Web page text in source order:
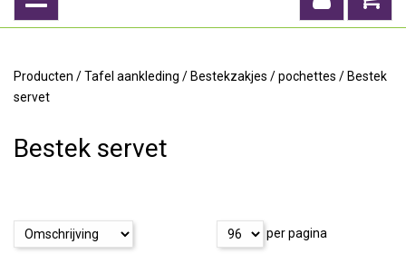
Producten /Tafel aankleding / Bestekzakjes / pochettes / Bestek
servet
Bestek servet
per pagina